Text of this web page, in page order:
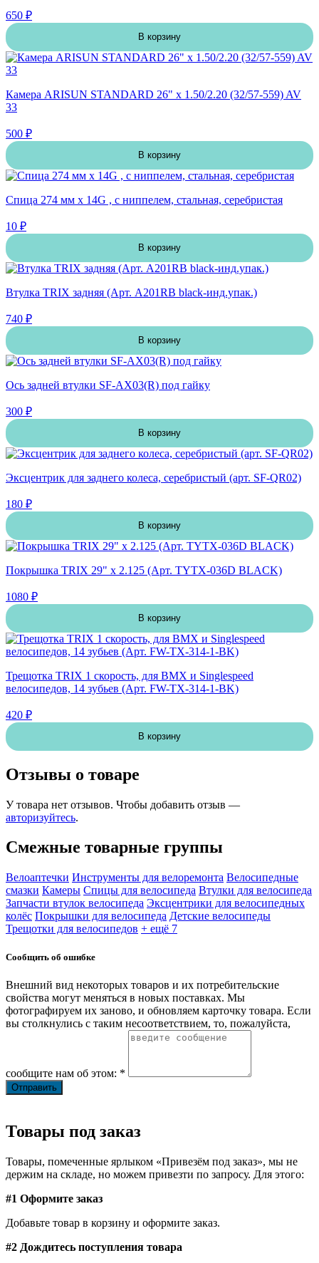
650 ₽
В корзину
Камера ARISUN STANDARD 26" x 1.50/2.20 (32/57-559) AV
33
500 ₽
В корзину
Спица 274 мм x 14G , с ниппелем, стальная, серебристая
10 ₽
В корзину
Втулка TRIX задняя (Арт. A201RB black-инд.упак.)
740 ₽
В корзину
Ось задней втулки SF-AX03(R) под гайку
300 ₽
В корзину
Эксцентрик для заднего колеса, серебристый (арт. SF-QR02)
180 ₽
В корзину
Покрышка TRIX 29" х 2.125 (Арт. TYTX-036D BLACK)
1080 ₽
В корзину
Трещотка TRIX 1 скорость, для BMX и Singlespeed
велосипедов, 14 зубьев (Арт. FW-TX-314-1-BK)
420 ₽
В корзину
Отзывы о товаре
У товара нет отзывов. Чтобы добавить отзыв —
авторизуйтесь.
Смежные товарные группы
Велоаптечки Инструменты для велоремонта Велосипедные
смазки Камеры Спицы для велосипеда Втулки для велосипеда
Запчасти втулок велосипеда Эксцентрики для велосипедных
колёс Покрышки для велосипеда Детские велосипеды
Трещотки для велосипедов + ещё 7
Сообщить об ошибке
Внешний вид некоторых товаров и их потребительские
свойства могут меняться в новых поставках. Мы
фотографируем их заново, и обновляем карточку товара. Если
вы столкнулись с таким несоответствием, то, пожалуйста,
сообщите нам об этом: *
Товары под заказ
Товары, помеченные ярлыком «Привезём под заказ», мы не
держим на складе, но можем привезти по запросу. Для этого:
#1 Оформите заказ
Добавьте товар в корзину и оформите заказ.
#2 Дождитесь поступления товара